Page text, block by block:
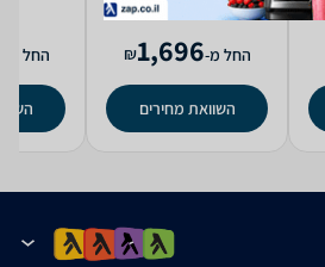
החל מ-1,696
₪
השוואת מחירים
החל מ-